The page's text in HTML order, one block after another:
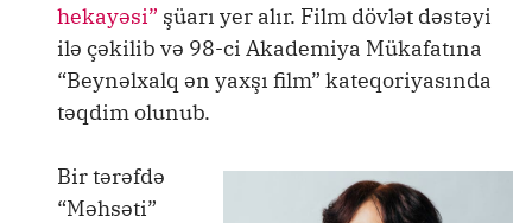
hekayəsi” şüarı yer alır. Film dövlət dəstəyi
ilə çəkilib və 98-ci Akademiya Mükafatına
“Beynəlxalq ən yaxşı film” kateqoriyasında
təqdim olunub.
Bir tərəfdə
“Məhsəti”